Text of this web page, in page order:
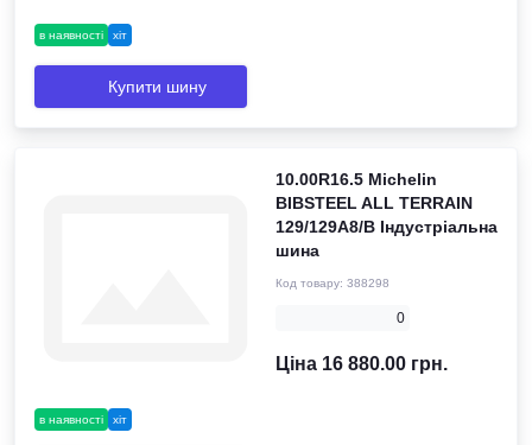
в наявності хіт
Купити шину
в наявності хіт
10.00R16.5 Michelin
BIBSTEEL ALL TERRAIN
129/129A8/B Індустріальна
шина
Код товару: 388298
0
Ціна 16 880.00 грн.